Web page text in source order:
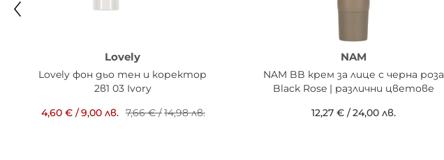
Lovely
Lovely фон дьо тен и коректор
2в1 03 Ivory
4,60 € /9,00 лв. 7,66 €/14,98 лв.
NAM
NAM BB крем за лице с черна роза
Black Rose | различни цветове
12,27 € /24,00 лв.